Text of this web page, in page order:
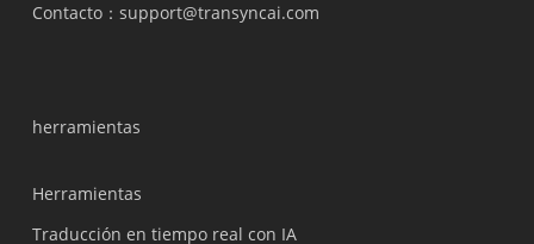
Contacto：support@transyncai.com
herramientas
Herramientas
Traducción en tiempo real con IA